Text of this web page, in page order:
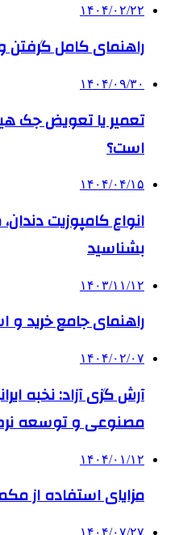
۱۴۰۴/۰۲/۲۲
راهنمای کامل گرفتن
۱۴۰۴/۰۹/۳۰
تعمیر یا تعویض جک
است؟
۱۴۰۴/۰۴/۱۵
انواع کامپوزیت
بشناسید
۱۴۰۳/۱۱/۱۲
راهنمای جامع خرید و
۱۴۰۴/۰۲/۰۷
آرش گزی آزاد: نخبه
مصنوعی و توسعه
۱۴۰۴/۰۱/۱۲
مزایای استفاده از
۱۴۰۴/۰۷/۲۷